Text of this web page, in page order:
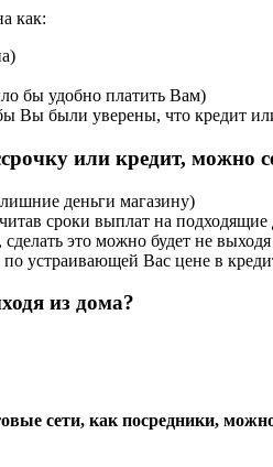
как:
бы удобно платить Вам)
Вы были уверены, что кредит
или кредит, можно
деньги магазину)
сроки выплат на подходящие
это можно будет не
устраивающей Вас цене в
из дома?
сети, как посредники,